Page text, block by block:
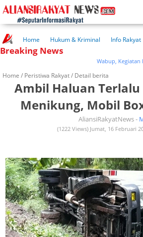
Home Hukum & Kriminal Info Rakyat
Kuliner Rakyat
Wisata Rakyat
Breaking News
Wabup, Kegiatan Ini
Home / Peristiwa Rakyat/ Detail berita
Ambil Haluan Terlalu
Menikung, Mobil
AliansiRakyatNews -
(1222 Views) Jumat, 16 Februari